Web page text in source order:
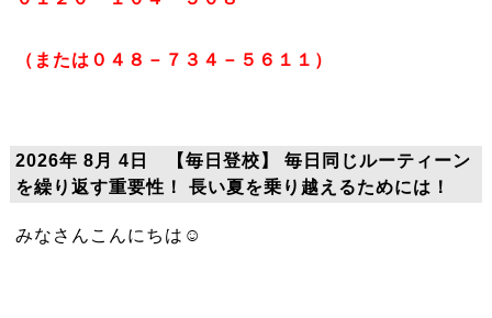
（または０４８－７３４－５６１１）
2026年 8月 4日 【毎日登校】 毎日同じルーティーン
を繰り返す重要性！ 長い夏を乗り越えるためには！
みなさんこんにちは☺